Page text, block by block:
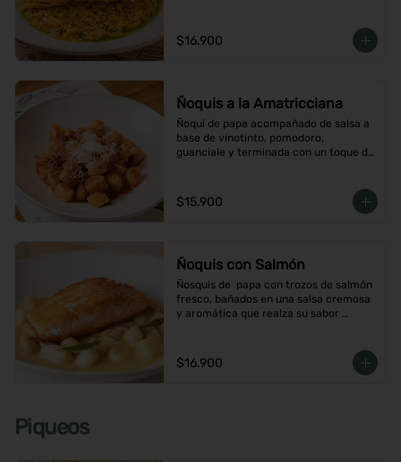
$16.900
Ñoquis a la Amatricciana
Ñoqui de papa acompañado de salsa a
base de vinotinto, pomodoro,
guanciale y terminada con un toque de
$15.900
Ñoquis con Salmón
Ñosquis de  papa con trozos de salmón
fresco, bañados en una salsa cremosa
y aromática que realza su sabor
$16.900
Piqueos